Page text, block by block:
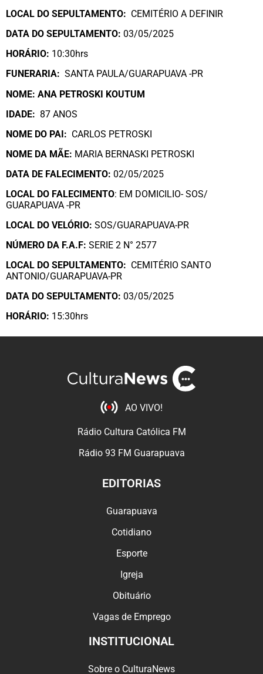
LOCAL DO SEPULTAMENTO: CEMITÉRIO A DEFINIR
DATA DO SEPULTAMENTO: 03/05/2025
HORÁRIO: 10:30hrs
FUNERARIA: SANTA PAULA/GUARAPUAVA -PR
NOME: ANA PETROSKI KOUTUM
IDADE: 87 ANOS
NOME DO PAI: CARLOS PETROSKI
NOME DA MÃE: MARIA BERNASKI PETROSKI
DATA DE FALECIMENTO: 02/05/2025
LOCAL DO FALECIMENTO: EM DOMICILIO- SOS/
GUARAPUAVA -PR
LOCAL DO VELÓRIO: SOS/GUARAPUAVA-PR
NÚMERO DA F.A.F: SERIE 2 N° 2577
LOCAL DO SEPULTAMENTO: CEMITÉRIO SANTO
ANTONIO/GUARAPUAVA-PR
DATA DO SEPULTAMENTO: 03/05/2025
HORÁRIO: 15:30hrs
AO VIVO!
Rádio Cultura Católica FM
Rádio 93 FM Guarapuava
EDITORIAS
Guarapuava
Cotidiano
Esporte
Igreja
Obituário
Vagas de Emprego
INSTITUCIONAL
Sobre o CulturaNews